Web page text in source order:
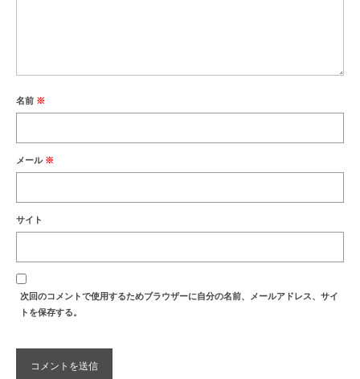
名前 ※
メール ※
サイト
次回のコメントで使用するためブラウザーに自分の名前、メールアドレス、サイ
トを保存する。